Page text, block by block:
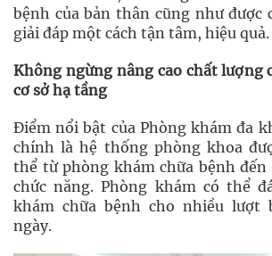
bệnh của bản thân cũng như được
giải đáp một cách tận tâm, hiệu quả.
Không ngừng nâng cao chất lượng
cơ sở hạ tầng
Điểm nổi bật của Phòng khám đa
chính là hệ thống phòng khoa
thể từ phòng khám chữa bệnh
chức năng. Phòng khám có thể
khám chữa bệnh cho nhiều lượt
ngày.